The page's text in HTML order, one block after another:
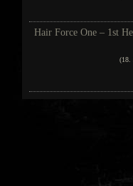
Hair Force One – 1st
(18.